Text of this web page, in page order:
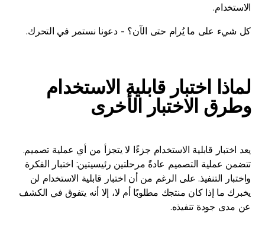
الاستخدام.
كل شيء على ما يُرام حتى الآن؟ - دعونا نستمر في التحرك.
لماذا اختبار قابلية الاستخدام
وطرق الاختبار الأخرى
يعد اختبار قابلية الاستخدام جزءًا لا يتجزأ من أي عملية تصميم.
تتضمن عملية التصميم عادةً مرحلتين رئيسيتين: اختبار الفكرة
واختبار التنفيذ. على الرغم من أن اختبار قابلية الاستخدام لن
يخبرك ما إذا كان منتجك مطلوبًا أم لا، إلا أنه يتفوق في الكشف
عن مدى جودة تنفيذه.